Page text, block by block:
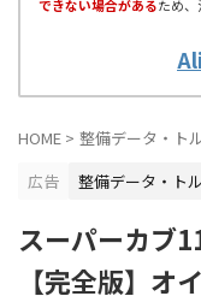
できない場合があるため、
HOME > 整備データ・ト
広告
整備データ・ト
スーパーカブ
【完全版】オ